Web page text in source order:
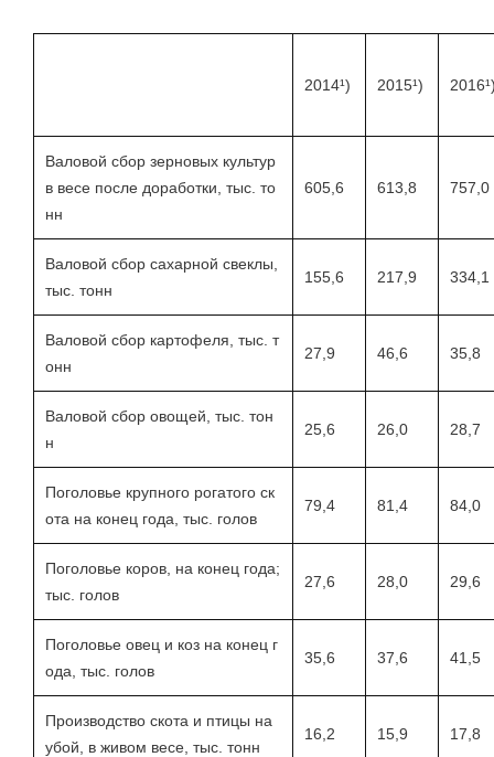
2014¹) 2015¹)
Валовой сбор зерновых культур
в весе после доработки, тыс. то
нн
605,6 613,8 757,0
Валовой сбор сахарной свеклы,
тыс. тонн
155,6 217,9 334,1
Валовой сбор картофеля, тыс. т
онн
27,9 46,6 35,8
Валовой сбор овощей, тыс. тон
н
25,6 26,0 28,7
Поголовье крупного рогатого ск
ота на конец года, тыс. голов
79,4 81,4 84,0
Поголовье коров, на конец года;
тыс. голов
27,6 28,0 29,6
Поголовье овец и коз на конец г
ода, тыс. голов
35,6 37,6 41,5
Производство скота и птицы на
убой, в живом весе, тыс. тонн
16,2 15,9 17,8